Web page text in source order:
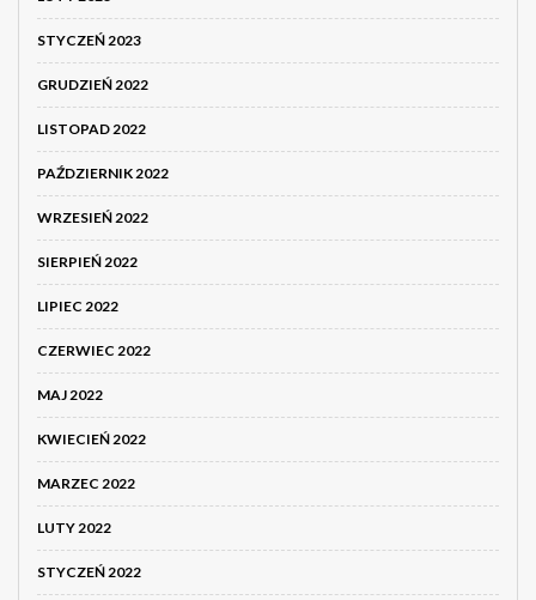
STYCZEŃ 2023
GRUDZIEŃ 2022
LISTOPAD 2022
PAŹDZIERNIK 2022
WRZESIEŃ 2022
SIERPIEŃ 2022
LIPIEC 2022
CZERWIEC 2022
MAJ 2022
KWIECIEŃ 2022
MARZEC 2022
LUTY 2022
STYCZEŃ 2022